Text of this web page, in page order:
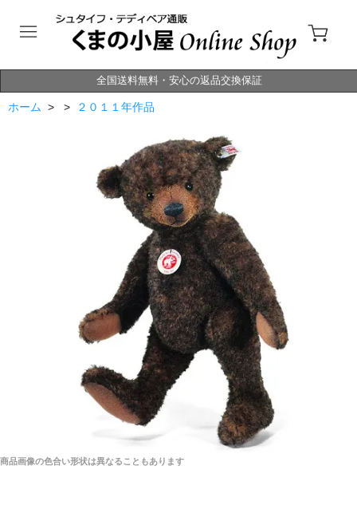
全国送料無料・安心の返品交換保証
ホーム > > ２０１１年作品
商品画像の色合い形状は異なることもあります